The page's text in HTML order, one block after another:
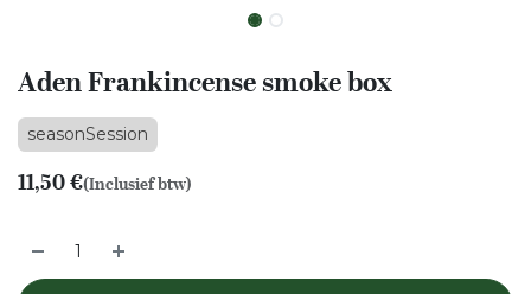
Aden Frankincense smoke box
seasonSession
11,50€(Inclusief btw)